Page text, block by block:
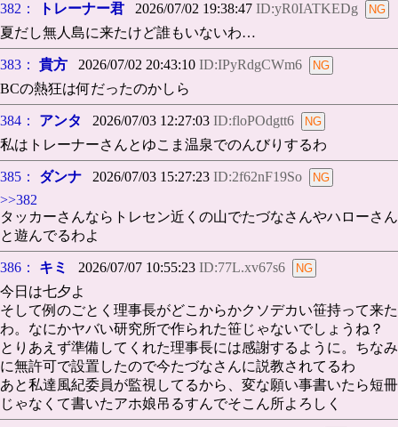
382： トレーナー君 2026/07/02 19:38:47 ID:yR0IATKEDg
夏だし無人島に来たけど誰もいないわ…
383： 貴方 2026/07/02 20:43:10 ID:IPyRdgCWm6
BCの熱狂は何だったのかしら
384： アンタ 2026/07/03 12:27:03 ID:floPOdgtt6
私はトレーナーさんとゆこま温泉でのんびりするわ
385： ダンナ 2026/07/03 15:27:23 ID:2f62nF19So
>>382
タッカーさんならトレセン近くの山でたづなさんやハローさん
と遊んでるわよ
386： キミ 2026/07/07 10:55:23 ID:77L.xv67s6
今日は七夕よ
そして例のごとく理事長がどこからかクソデカい笹持って来た
わ。なにかヤバい研究所で作られた笹じゃないでしょうね？
とりあえず準備してくれた理事長には感謝するように。ちなみ
に無許可で設置したので今たづなさんに説教されてるわ
あと私達風紀委員が監視してるから、変な願い事書いたら短冊
じゃなくて書いたアホ娘吊るすんでそこん所よろしく